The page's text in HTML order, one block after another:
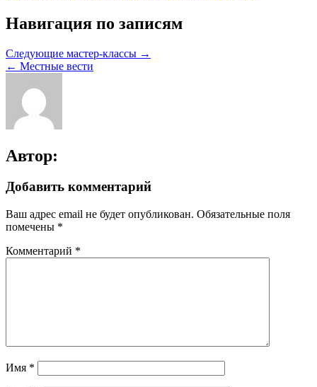
Навигация по записям
Следующие мастер-классы →
← Местные вести
Автор:
Добавить комментарий
Ваш адрес email не будет опубликован. Обязательные поля
помечены *
Комментарий *
Имя *